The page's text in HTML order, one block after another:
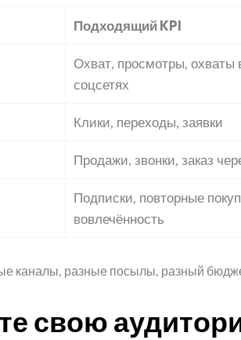
Подходящий KPI
Охват, просмотры, охваты
соцсетях
Клики, переходы, заявки
Продажи, звонки, заказ
Подписки, повторные
вовлечённость
каналы, разные посылы, разный
свою